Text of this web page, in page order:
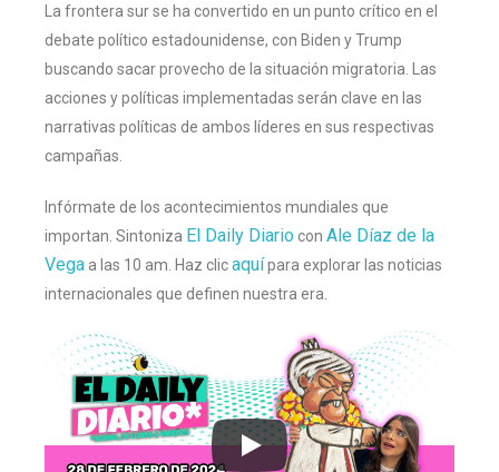
La frontera sur se ha convertido en un punto crítico en el
debate político estadounidense, con Biden y Trump
buscando sacar provecho de la situación migratoria. Las
acciones y políticas implementadas serán clave en las
narrativas políticas de ambos líderes en sus respectivas
campañas​
Infórmate de los acontecimientos mundiales que
importan. Sintoniza El Daily Diario con Ale Díaz de la
Vega a las 10 am. Haz clicaquípara explorar las noticias
internacionales que definen nuestra era.